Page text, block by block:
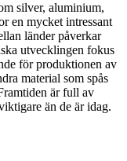
silver, aluminium,
en mycket intressant
länder påverkar
utvecklingen fokus
för produktionen av
material som spås
är full av
än de är idag.